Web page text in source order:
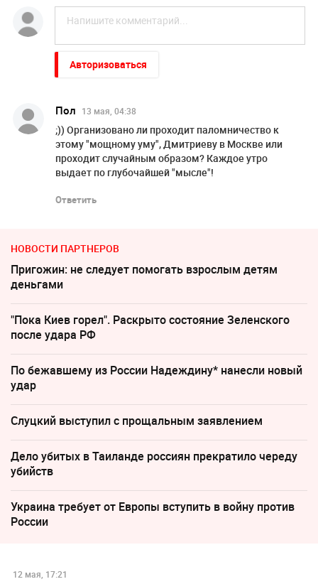
Авторизоваться
Пол 13 мая, 04:38
;)) Организовано ли проходит паломничество к
этому "мощному уму", Дмитриеву в Москве или
проходит случайным образом? Каждое утро
выдает по глубочайшей "мысле"!
Ответить
НОВОСТИ ПАРТНЕРОВ
Пригожин: не следует помогать взрослым детям
деньгами
"Пока Киев горел". Раскрыто состояние Зеленского
после удара РФ
По бежавшему из России Надеждину* нанесли новый
удар
Слуцкий выступил с прощальным заявлением
Дело убитых в Таиланде россиян прекратило череду
убийств
Украина требует от Европы вступить в войну против
России
12 мая, 17:21